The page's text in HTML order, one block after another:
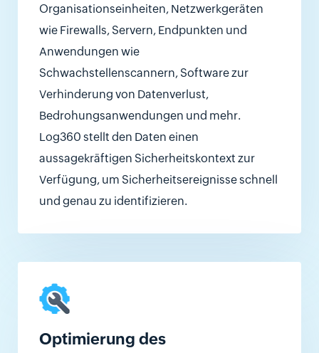
Organisationseinheiten, Netzwerkgeräten
wie Firewalls, Servern, Endpunkten und
Anwendungen wie
Schwachstellenscannern, Software zur
Verhinderung von Datenverlust,
Bedrohungsanwendungen und mehr.
Log360 stellt den Daten einen
aussagekräftigen Sicherheitskontext zur
Verfügung, um Sicherheitsereignisse schnell
und genau zu identifizieren.
Optimierung des